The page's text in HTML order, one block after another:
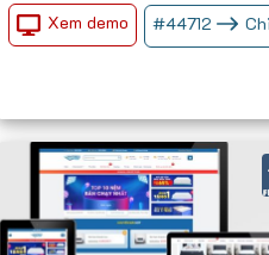
Xem demo
#44712